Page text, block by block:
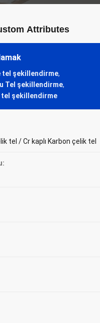
Attributes
tel şekillendirme,
Tel şekillendirme,
tel şekillendirme
tel / Cr kaplı Karbon çelik tel